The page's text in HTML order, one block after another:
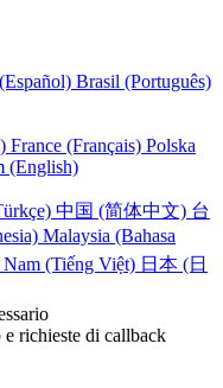
Brasil (Português)
France (Français) Polska
(English)
中国 (简体中文) 台
Malaysia (Bahasa
(Tiếng Việt) 日本 (日
richieste di callback